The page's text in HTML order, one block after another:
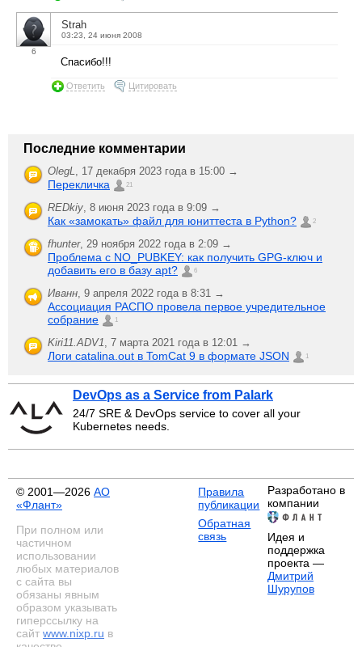
6
Strah
03:23, 24 июня 2008
Спасибо!!!
Ответить Цитировать
Последние комментарии
OlegL, 17 декабря 2023 года в 15:00 →
Перекличка 21
REDkiy, 8 июня 2023 года в 9:09 →
Как «замокать» файл для юниттеста в Python? 2
fhunter, 29 ноября 2022 года в 2:09 →
Проблема с NO_PUBKEY: как получить GPG-ключ и
добавить его в базу apt?
6
Иванн, 9 апреля 2022 года в 8:31 →
Ассоциация РАСПО провела первое учредительное
собрание
1
Kiri11.ADV1, 7 марта 2021 года в 12:01 →
Логи catalina.out в TomCat 9 в формате JSON 1
DevOps as a Service from Palark
24/7 SRE & DevOps service to cover all your
Kubernetes needs.
© 2001—2026 АО
«Флант»
При полном или
частичном
использовании
любых материалов
с сайта вы
обязаны явным
образом указывать
гиперссылку на
сайт www.nixp.ru в
Правила
публикации
Обратная
связь
Разработано в
компании
Идея и
поддержка
проекта —
Дмитрий
Шурупов